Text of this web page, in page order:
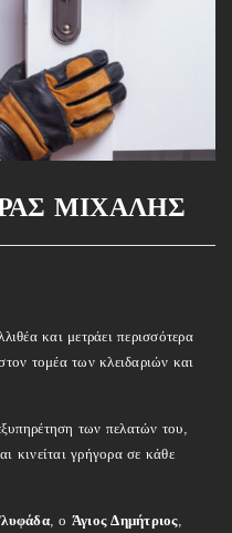
ΜΙΧΑΛΗΣ
και μετράει περισσότερα
τομέα των κλειδαριών και
των πελατών του,
κινείται γρήγορα σε κάθε
, ο Άγιος Δημήτριος,